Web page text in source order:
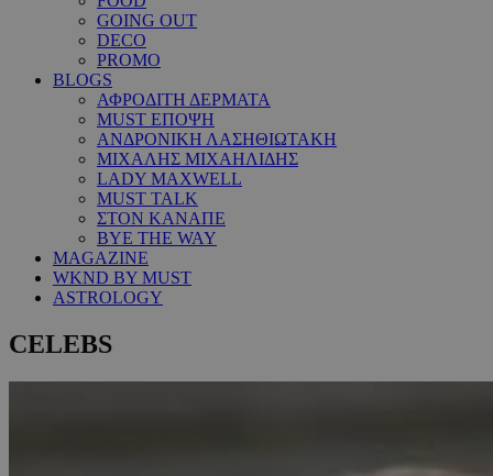
GOING OUT
DECO
PROMO
BLOGS
ΑΦΡΟΔΙΤΗ ΔΕΡΜΑΤΑ
MUST ΕΠΟΨΗ
ΑΝΔΡΟΝΙΚΗ ΛΑΣΗΘΙΩΤΑΚΗ
ΜΙΧΑΛΗΣ ΜΙΧΑΗΛΙΔΗΣ
LADY MAXWELL
MUST TALK
ΣΤΟΝ ΚΑΝΑΠΕ
BYE THE WAY
MAGAZINE
WKND BY MUST
ASTROLOGY
CELEBS